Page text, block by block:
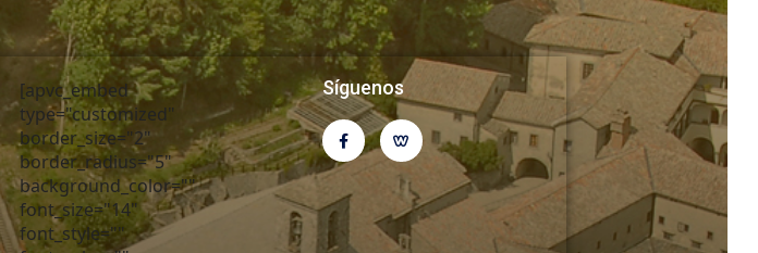
[apvc_embed
type="customized"
border_size="2"
border_radius="5"
background_color=""
font_size="14"
font_style=""
Síguenos